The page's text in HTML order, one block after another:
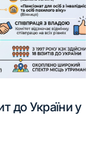
до України у